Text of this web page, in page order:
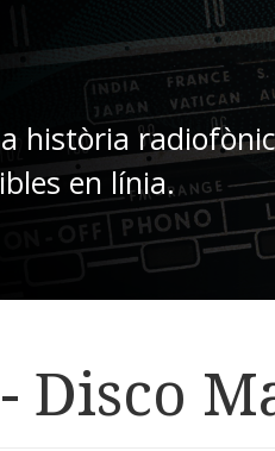
història
en línia.
Disco